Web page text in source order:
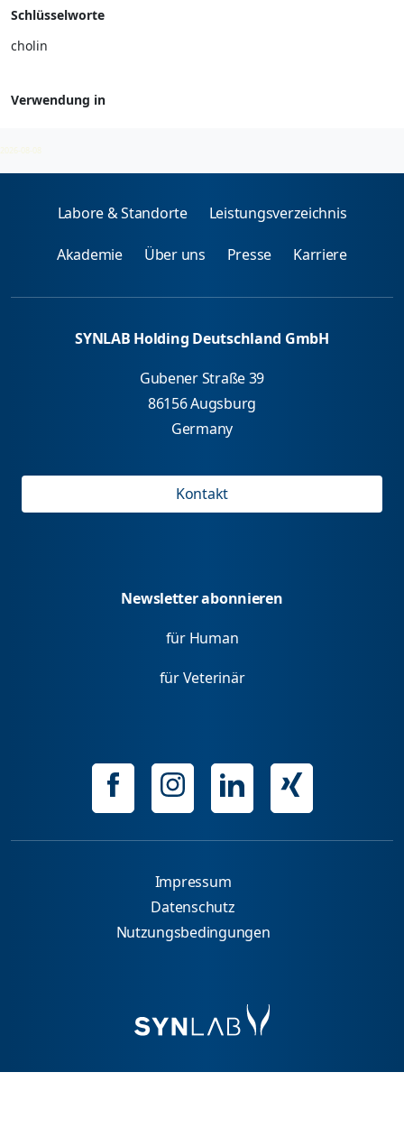
Schlüsselworte
cholin
Verwendung in
2026-08-08
Labore & Standorte Leistungsverzeichnis
Akademie Über uns Presse Karriere
SYNLAB Holding Deutschland GmbH
Gubener Straße 39
86156 Augsburg
Germany
Kontakt
Newsletter abonnieren
für Human
für Veterinär
Impressum
Datenschutz
Nutzungsbedingungen